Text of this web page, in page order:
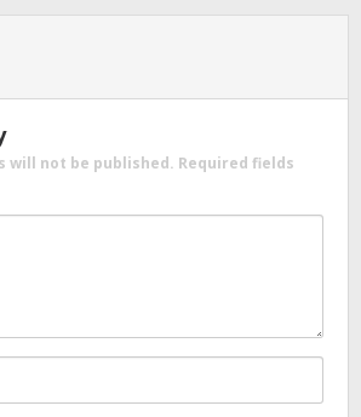
will not be published. Required fields